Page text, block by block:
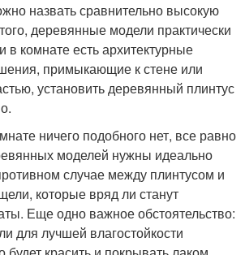
назвать сравнительно высокую
деревянные модели практически
в комнате есть архитектурные
примыкающие к стене или
установить деревянный плинтус
ничего подобного нет, все равно
моделей нужны идеально
случае между плинтусом и
которые вряд ли станут
Еще одно важное обстоятельство:
для лучшей влагостойкости